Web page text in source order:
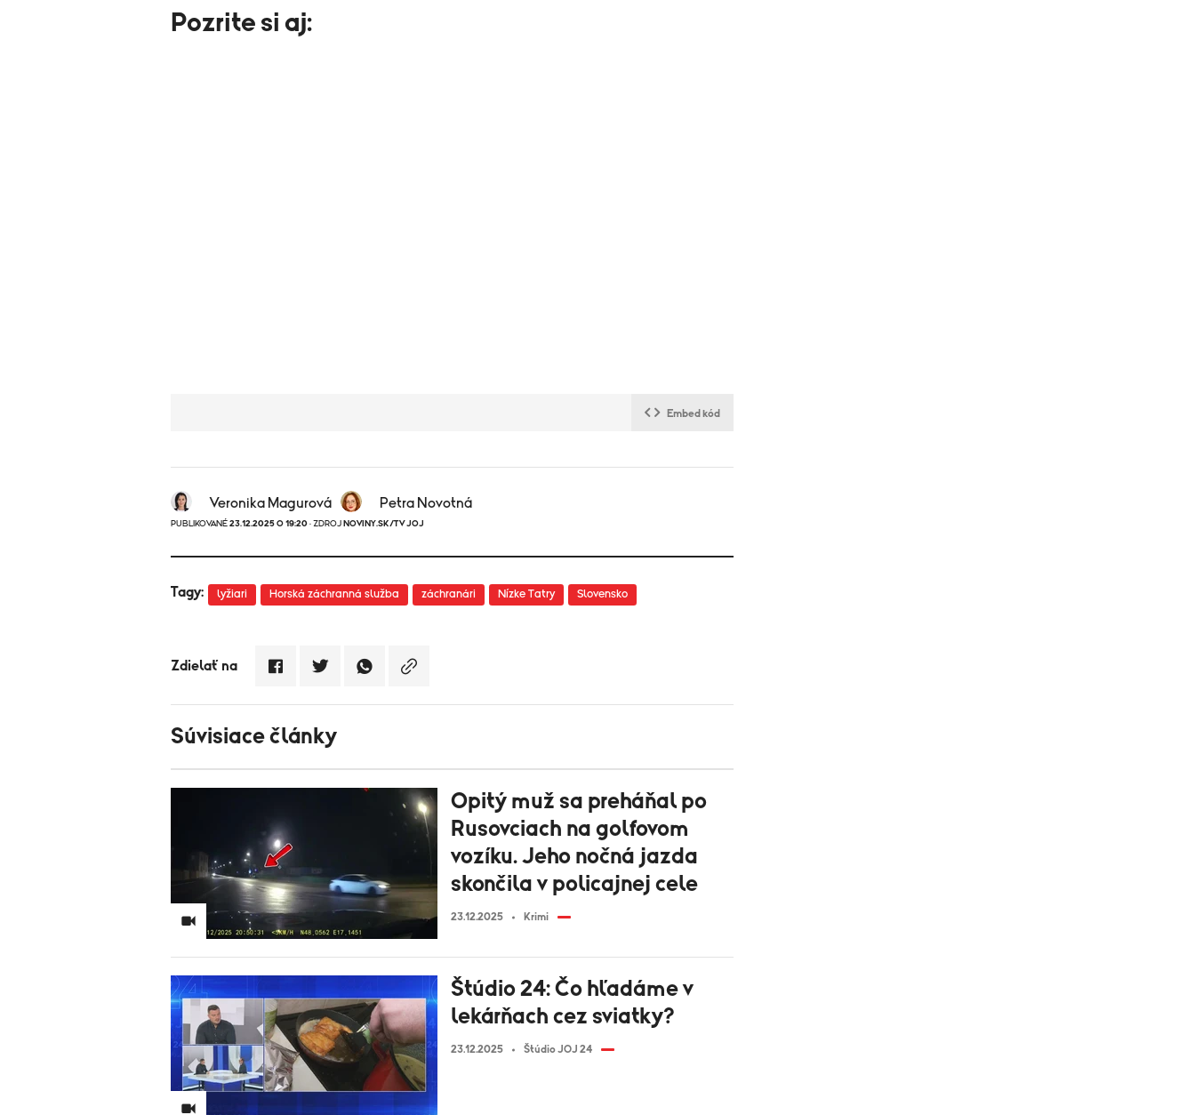
Pozrite si aj:
Embed kód
Veronika Magurová Petra Novotná
PUBLIKOVANÉ 23.12.2025 O 19:20 · ZDROJ NOVINY.SK/TV JOJ
Tagy: lyžiari Horská záchranná služba záchranári Nízke Tatry Slovensko
Zdielať na
Súvisiace články
Opitý muž sa preháňal po
Rusovciach na golfovom
vozíku. Jeho nočná jazda
skončila v policajnej cele
23.12.2025 Krimi
Štúdio 24: Čo hľadáme v
lekárňach cez sviatky?
23.12.2025 Štúdio JOJ 24